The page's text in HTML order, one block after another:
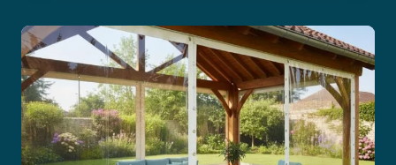
N’EST
PAS
TOUJOURS
LA
MEILLEURE
OPTION
POUR
VOTRE